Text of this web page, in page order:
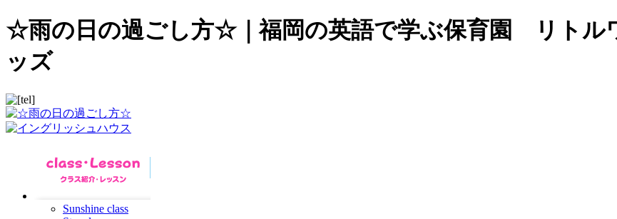
☆雨の日の過ごし方☆｜福岡の英語で学ぶ保育園 リトル
ッズ
Sunshine class